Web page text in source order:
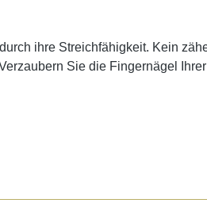
ihre Streichfähigkeit. Kein
Sie die Fingernägel